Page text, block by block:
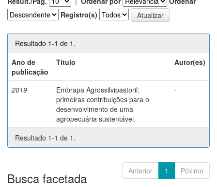
Registro(s)
Resultado 1-1 de 1.
Ano de
publicação
Título Autor(es)
2019
Embrapa Agrossilvipastoril:
primeiras contribuições para o
desenvolvimento de uma
agropecuária sustentável.
-
Resultado 1-1 de 1.
Anterior 1 Póximo
Busca facetada